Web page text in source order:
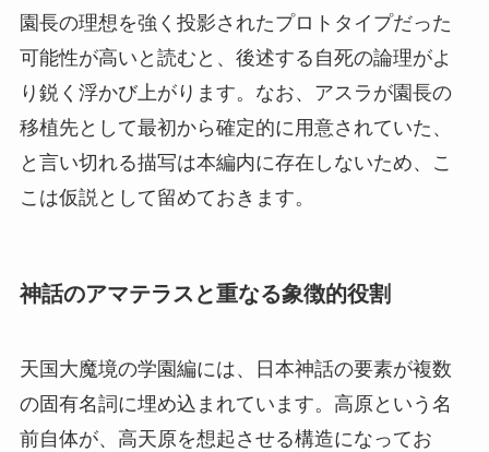
園長の理想を強く投影されたプロトタイプだった
可能性が高い と読むと、後述する自死の論理がよ
り鋭く浮かび上がります。なお、アスラが園長の
移植先として最初から確定的に用意されていた、
と言い切れる描写は本編内に存在しないため、こ
こは仮説として留めておきます。
神話のアマテラスと重なる象徴的役割
天国大魔境の学園編には、日本神話の要素が複数
の固有名詞に埋め込まれています。高原という名
前自体が、高天原を想起させる構造になってお